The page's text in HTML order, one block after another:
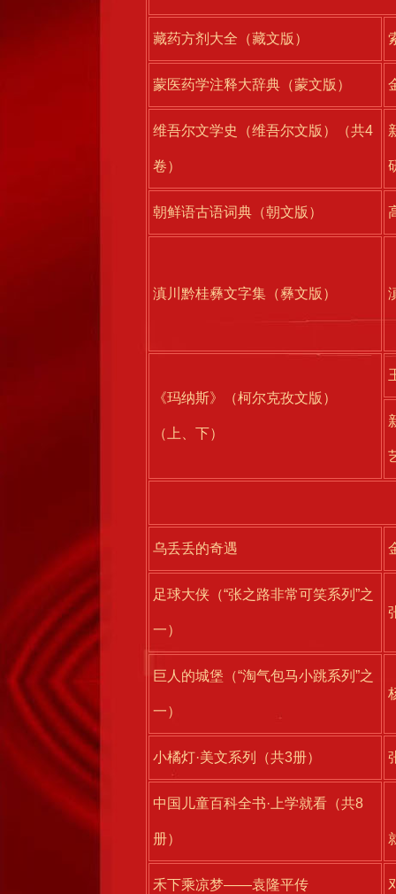
藏药方剂大全（藏文版）
蒙医药学注释大辞典（蒙文版）
维吾尔文学史（维吾尔文版）（共4
卷）
朝鲜语古语词典（朝文版）
滇川黔桂彝文字集（彝文版）
《玛纳斯》（柯尔克孜文版）
（上、下）
乌丢丢的奇遇
足球大侠（“张之路非常可笑系列”之
一）
巨人的城堡（“淘气包马小跳系列”之
一）
小橘灯·美文系列（共3册）
中国儿童百科全书·上学就看（共8
册）
禾下乘凉梦——袁隆平传